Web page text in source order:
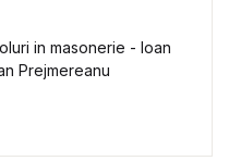
in masonerie - Ioan
Prejmereanu